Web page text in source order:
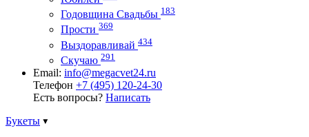
Годовщина Свадьбы 183
Прости 369
Выздоравливай 434
Скучаю 291
Email: info@megacvet24.ru
Телефон +7 (495) 120-24-30
Есть вопросы? Написать
Букеты